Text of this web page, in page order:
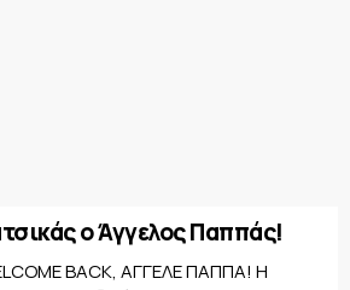
ο Άγγελος Παππάς!
BACK, ΑΓΓΕΛΕ ΠΑΠΠΑ! Η